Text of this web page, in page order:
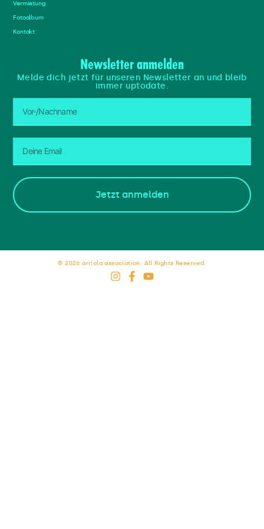
Vermietung
Fotoalbum
Kontakt
Newsletter anmelden
Melde dich jetzt für unseren Newsletter an und bleib
immer uptodate.
Jetzt anmelden
© 2026 arriola association. All Rights Reserved.